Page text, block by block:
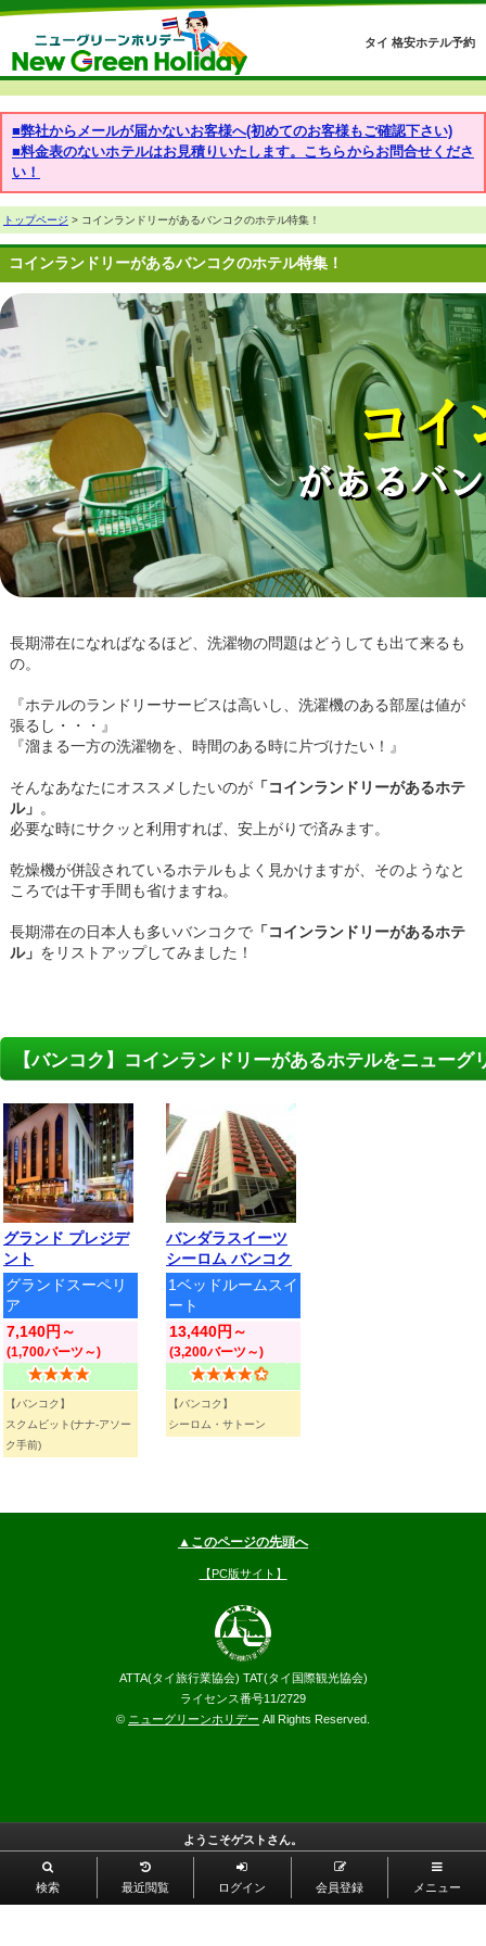
タイ 格安ホテル予約
■弊社からメールが届かないお客様へ(初めてのお客様もご確認下さい)
■料金表のないホテルはお見積りいたします。こちらからお問合せくださ
い！
トップページ > コインランドリーがあるバンコクのホテル特集！
コインランドリーがあるバンコクのホテル特集！
長期滞在になればなるほど、洗濯物の問題はどうしても出て来るも
の。
『ホテルのランドリーサービスは高いし、洗濯機のある部屋は値が
張るし・・・』
『溜まる一方の洗濯物を、時間のある時に片づけたい！』
そんなあなたにオススメしたいのが 「コインランドリーがあるホテ
ル」 。
必要な時にサクッと利用すれば、安上がりで済みます。
乾燥機が併設されているホテルもよく見かけますが、そのようなと
ころでは干す手間も省けますね。
長期滞在の日本人も多いバンコクで 「コインランドリーがあるホテ
ル」 をリストアップしてみました！
【バンコク】コインランドリーがあるホテルをニュー
グランド プレジデ
ント
グランドスーペリ
ア
7,140円～
(1,700バーツ～)
【バンコク】
スクムビット(ナナ-アソー
ク手前)
バンダラスイーツ
シーロム バンコク
1ベッドルームスイ
ート
13,440円～
(3,200バーツ～)
【バンコク】
シーロム・サトーン
▲このページの先頭へ
【PC版サイト】
ATTA(タイ旅行業協会) TAT(タイ国際観光協会)
ライセンス番号11/2729
© ニューグリーンホリデー All Rights Reserved.
ようこそゲストさん。
検索 最近閲覧 ログイン 会員登録 メニュー